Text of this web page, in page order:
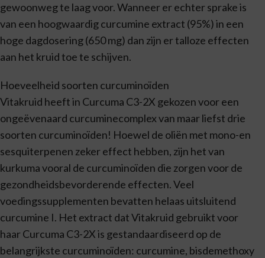
gewoonweg te laag voor. Wanneer er echter sprake is
van een hoogwaardig curcumine extract (95%) in een
hoge dagdosering (650 mg) dan zijn er talloze effecten
aan het kruid toe te schijven.
Hoeveelheid soorten curcuminoïden
Vitakruid heeft in Curcuma C3-2X gekozen voor een
ongeëvenaard curcuminecomplex van maar liefst drie
soorten curcuminoïden! Hoewel de oliën met mono-en
sesquiterpenen zeker effect hebben, zijn het van
kurkuma vooral de curcuminoïden die zorgen voor de
gezondheidsbevorderende effecten. Veel
voedingssupplementen bevatten helaas uitsluitend
curcumine I. Het extract dat Vitakruid gebruikt voor
haar Curcuma C3-2X is gestandaardiseerd op de
belangrijkste curcuminoïden: curcumine, bisdemethoxy